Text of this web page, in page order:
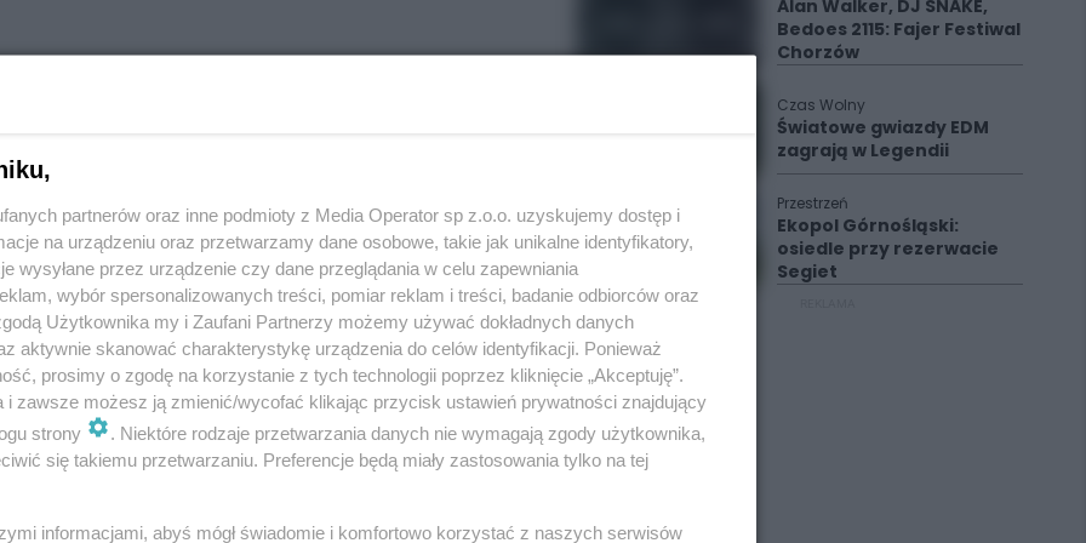
krok w kierunku poprawy dostępności do
terenie powiatu tarnogórskiego oraz
neurologii i okulistyki - stwierdzają
części budynku na potrzeby Oddziału Neurologii z
adaptacja pomieszczeń na potrzeby
zł.
współfinansowana z dotacji celowej budżetu
Alan Walker, DJ SNAKE,
Bedoes 2115: Fajer Festiwal
Chorzów
Czas Wolny
Światowe gwiazdy EDM
zagrają w Legendii
Przestrzeń
Ekopol Górnośląski:
osiedle przy rezerwacie
Segiet
partnerów oraz inne podmioty z Media Operator sp z.o.o. uzyskujemy dostęp i
na urządzeniu oraz przetwarzamy dane osobowe, takie jak unikalne identyfikatory,
wysyłane przez urządzenie czy dane przeglądania w celu zapewniania
wybór spersonalizowanych treści, pomiar reklam i treści, badanie odbiorców oraz
Użytkownika my i Zaufani Partnerzy możemy używać dokładnych danych
aktywnie skanować charakterystykę urządzenia do celów identyfikacji. Ponieważ
prosimy o zgodę na korzystanie z tych technologii poprzez kliknięcie „Akceptuję”.
i zawsze możesz ją zmienić/wycofać klikając przycisk ustawień prywatności znajdujący
strony
. Niektóre rodzaje przetwarzania danych nie wymagają zgody użytkownika,
się takiemu przetwarzaniu. Preferencje będą miały zastosowania tylko na tej
informacjami, abyś mógł świadomie i komfortowo korzystać z naszych serwisów